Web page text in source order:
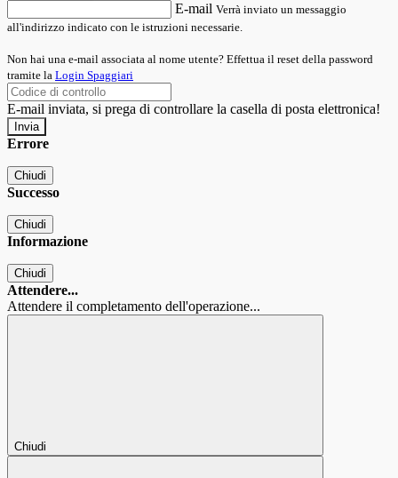
E-mail Verrà inviato un messaggio
all'indirizzo indicato con le istruzioni necessarie.
Non hai una e-mail associata al nome utente? Effettua il reset della password
tramite la Login Spaggiari
E-mail inviata, si prega di controllare la casella di posta elettronica!
Errore
Chiudi
Successo
Chiudi
Informazione
Chiudi
Attendere...
Attendere il completamento dell'operazione...
Chiudi